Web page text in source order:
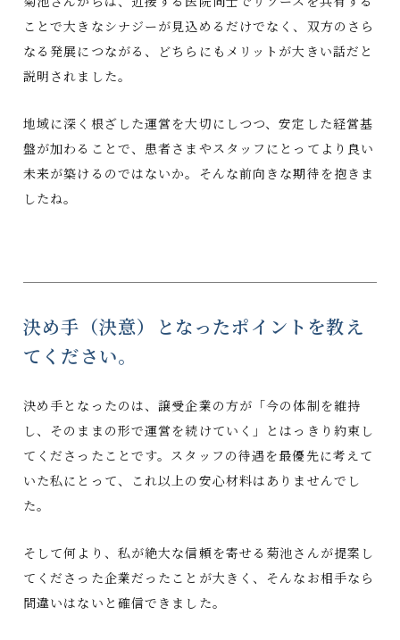
ことで大きなシナジーが見込めるだけでなく、双方のさら
なる発展につながる、どちらにもメリットが大きい話だと
説明されました。
地域に深く根ざした運営を大切にしつつ、安定した経営基
盤が加わることで、患者さまやスタッフにとってより良い
未来が築けるのではないか。そんな前向きな期待を抱きま
したね。
決め手（決意）となったポイントを教え
てください。
決め手となったのは、譲受企業の方が「今の体制を維持
し、そのままの形で運営を続けていく」とはっきり約束し
てくださったことです。スタッフの待遇を最優先に考えて
いた私にとって、これ以上の安心材料はありませんでし
た。
そして何より、私が絶大な信頼を寄せる菊池さんが提案し
てくださった企業だったことが大きく、そんなお相手なら
間違いはないと確信できました。